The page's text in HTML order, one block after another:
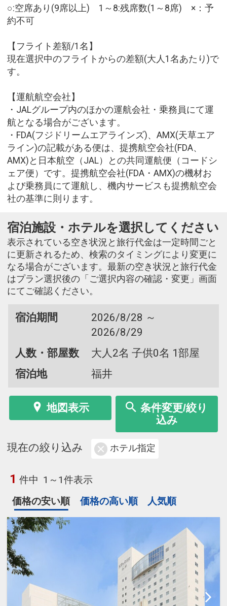
○:空席あり(9席以上) 1～8:残席数(1～8席) ×：予
約不可
【フライト差額/1名】
現在選択中のフライトからの差額(大人1名あたり)で
す。
【運航航空会社】
・JALグループ内のほかの運航会社・乗務員にて運
航となる場合がございます。
・FDA(フジドリームエアラインズ)、AMX(天草エア
ライン)の記載がある便は、提携航空会社(FDA、
AMX)と日本航空（JAL）との共同運航便（コードシ
ェア便）です。提携航空会社(FDA・AMX)の機材お
よび乗務員にて運航し、機内サービスも提携航空会
社の基準に則ります。
宿泊施設・ホテルを選択してください
表示されている空き状況と旅行代金は一定時間ごと
に更新されるため、検索のタイミングにより変更に
なる場合がございます。最新の空き状況と旅行代金
はプラン選択後の「ご選択内容の確認・変更」画面
にてご確認ください。
宿泊期間
2026/8/28 ～
2026/8/29
人数・部屋数
大人2名 子供0名 1部屋
宿泊地
福井
地図表示
条件変更/絞り
込み
現在の絞り込み ホテル指定
1 件中 1～1件表示
価格の安い順
価格の高い順 人気順